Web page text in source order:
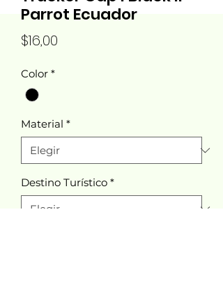
Parrot Ecuador
$16,00
Color *
Material *
Destino Turístico *